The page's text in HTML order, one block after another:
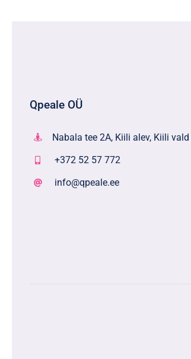
Qpeale OÜ
Nabala tee 2A, Kiili alev, Kiili vald
+372 52 57 772
info@qpeale.ee